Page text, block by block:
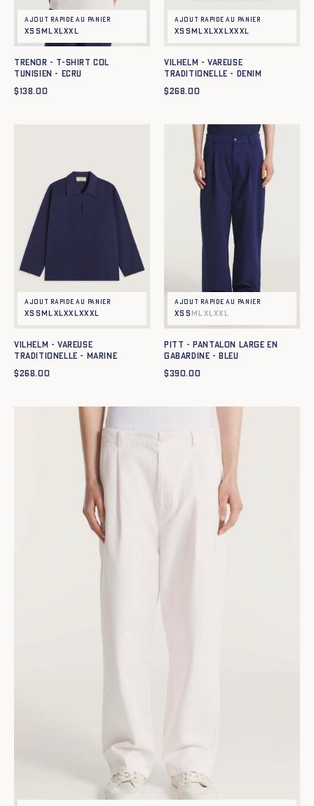
Ajout rapide au panier
XS S M L XLXXL
TRENOR - T-SHIRT COL
TUNISIEN - ECRU
$138.00
Ajout rapide au panier
XS S M L XLXXLXXXL
Vilhelm - Vareuse
traditionelle - DENIM
$268.00
Ajout rapide au panier
XS S M L XLXXLXXXL
Vilhelm - Vareuse
traditionelle - MARINE
$268.00
Ajout rapide au panier
XS S M XLXXL
Pitt - Pantalon large en
gabardine - BLEU
$390.00